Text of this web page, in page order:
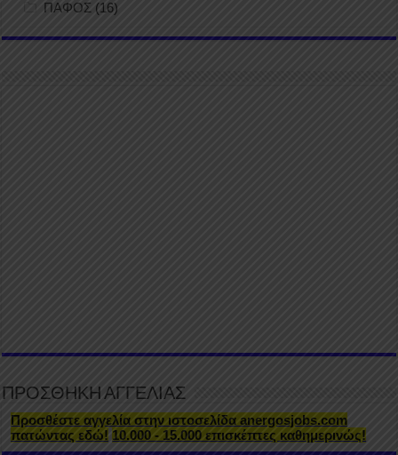
ΠΑΦΟΣ (16)
ΠΡΟΣΘΗΚΗ ΑΓΓΕΛΙΑΣ
Προσθέστε αγγελία στην ιστοσελίδα anergosjobs.com
πατώντας εδώ! 10.000 - 15.000 επισκέπτες καθημερινώς!